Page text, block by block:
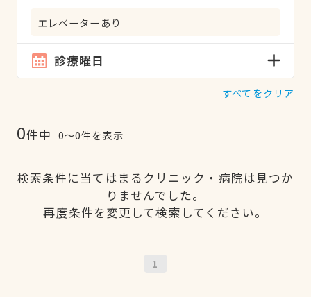
エレベーターあり
診療曜日
すべてをクリア
0件中 0〜0件を表示
検索条件に当てはまるクリニック・病院は見つか
りませんでした。
再度条件を変更して検索してください。
1